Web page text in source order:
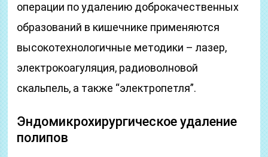
операции по удалению доброкачественных
образований в кишечнике применяются
высокотехнологичные методики – лазер,
электрокоагуляция, радиоволновой
скальпель, а также “электропетля”.
Эндомикрохирургическое удаление
полипов